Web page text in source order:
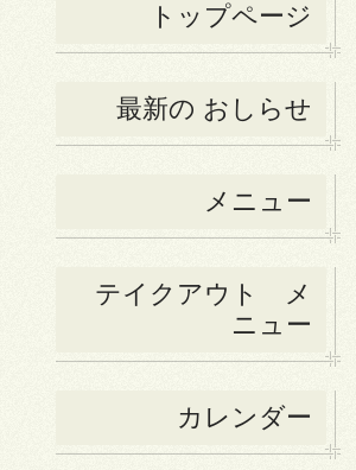
トップページ
最新の おしらせ
メニュー
テイクアウト メ
ニュー
カレンダー